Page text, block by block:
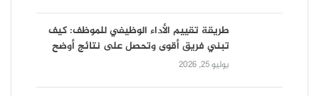
طريقة تقييم الأداء الوظيفي للموظف: كيف
تبني فريق أقوى وتحصل على نتائج أوضح
يوليو 25, 2026